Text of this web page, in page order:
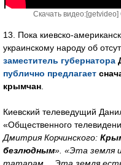
Скачать видео:[getvideo]
13. Пока киевско-
украинскому народу об
заместитель губернатора
публично предлагает
крымчан
Киевский телеведущий
«Общественного
Дмитрия Корчинского:
безлюдным». «Эта земля